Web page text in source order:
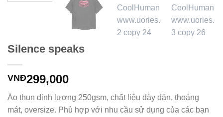
Silence speaks
VNĐ299,000
Áo thun định lượng 250gsm, chất liệu dày dặn, thoáng
mát, oversize. Phù hợp với nhu cầu sử dụng của các bạn